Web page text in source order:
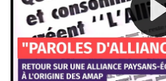
de la société française aux
agricoles productivistes. En
modèle agricole biologique,
PEC fait partie des